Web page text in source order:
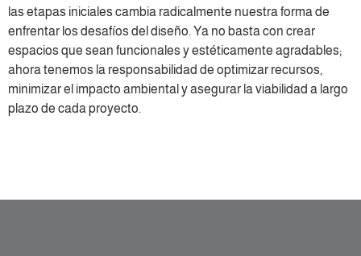
las etapas iniciales cambia radicalmente nuestra forma de
enfrentar los desafíos del diseño. Ya no basta con crear
espacios que sean funcionales y estéticamente agradables;
ahora tenemos la responsabilidad de optimizar recursos,
minimizar el impacto ambiental y asegurar la viabilidad a largo
plazo de cada proyecto.